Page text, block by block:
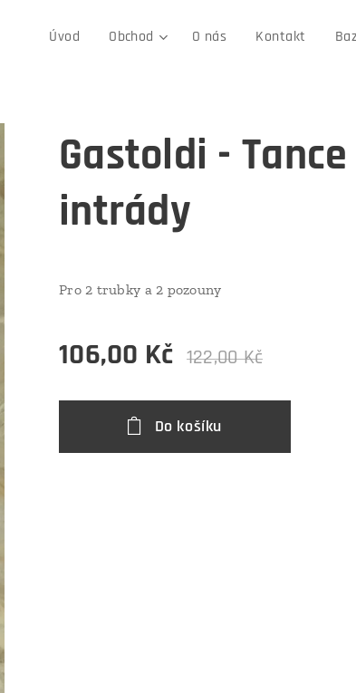
Úvod Obchod O nás Kontakt
Gastoldi -
intrády
Pro 2 trubky a 2 pozouny
106,00 Kč 122,00Kč
Do košíku